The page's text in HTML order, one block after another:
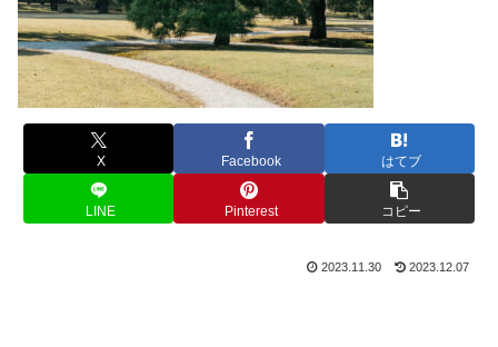
X Facebook はてブ
LINE Pinterest コピー
2023.11.30 2023.12.07